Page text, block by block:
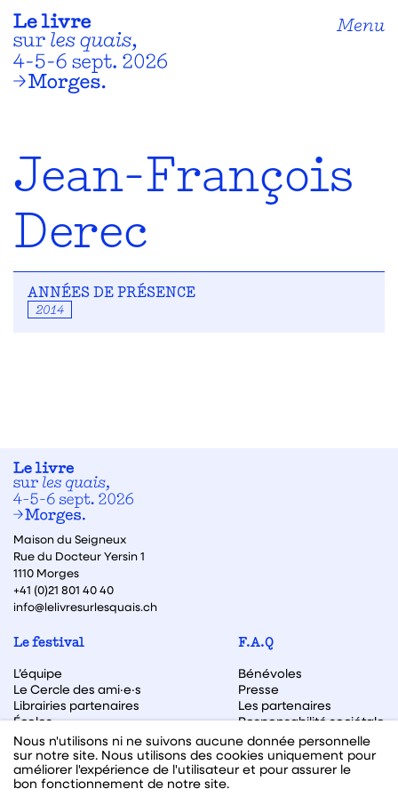
Menu
Jean-François
Derec
ANNÉES DE PRÉSENCE
2014
Maison du Seigneux
Rue du Docteur Yersin 1
1110 Morges
+41 (0)21 801 40 40
info@lelivresurlesquais.ch
Le festival
L’équipe
Le Cercle des ami·e·s
Librairies partenaires
Écoles
F.A.Q
Bénévoles
Presse
Les partenaires
Responsabilité sociétale
Archive des éditions
Archive des autrices et auteurs
Nous n'utilisons ni ne suivons aucune donnée personnelle
sur notre site. Nous utilisons des cookies uniquement pour
améliorer l'expérience de l'utilisateur et pour assurer le
bon fonctionnement de notre site.